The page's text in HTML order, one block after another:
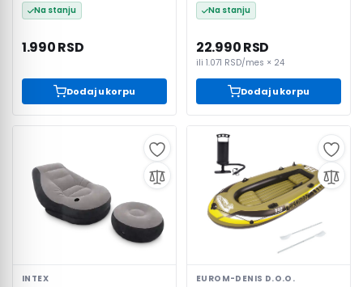
Na stanju
1.990 RSD
Dodaj u korpu
Na stanju
22.990 RSD
ili 1.071 RSD/mes × 24
Dodaj u korpu
INTEX EUROM-DENIS D.O.O.